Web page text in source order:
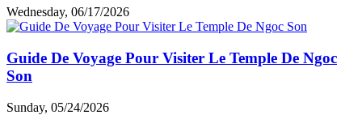
Wednesday, 06/17/2026
Guide De Voyage Pour Visiter Le Temple De Ngoc
Son
Sunday, 05/24/2026